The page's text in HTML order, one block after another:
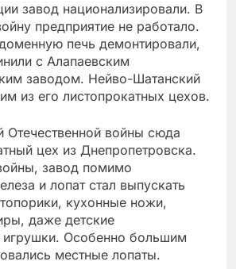
завод национализировали. В
предприятие не работало.
печь демонтировали,
с Алапаевским
заводом. Нейво-Шатанский
из его листопрокатных цехов.
Отечественной войны сюда
цех из Днепропетровска.
завод помимо
и лопат стал выпускать
кухонные ножи,
даже детские
игрушки. Особенно большим
местные лопаты.